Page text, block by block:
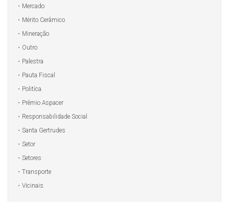
Mercado
Mérito Cerâmico
Mineração
Outro
Palestra
Pauta Fiscal
Politíca
Prêmio Aspacer
Responsabilidade Social
Santa Gertrudes
Setor
Setores
Transporte
Vicinais